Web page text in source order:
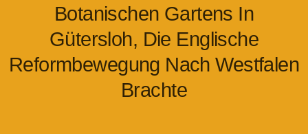
Botanischen Gartens In
Gütersloh, Die Englische
Reformbewegung Nach Westfalen
Brachte